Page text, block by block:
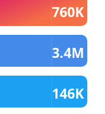
760K
3.4M
146K